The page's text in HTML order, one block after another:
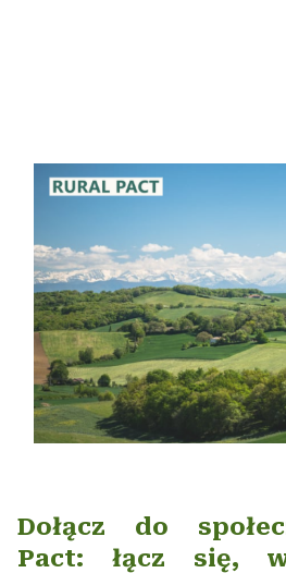
Dołącz do
Pact: łącz się,